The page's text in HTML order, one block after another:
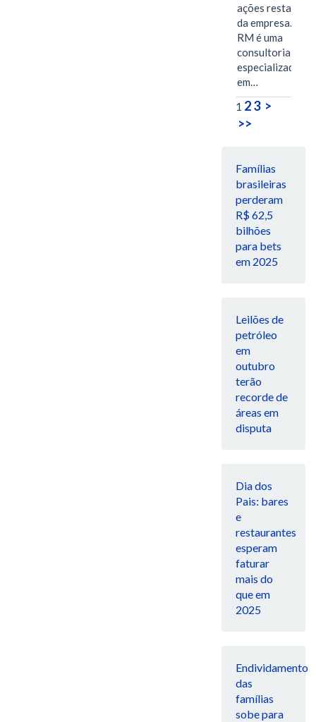
ações restantes
da empresa. A S-
RM é uma
consultoria
especializada
em…
1 23 >
>>
Famílias
brasileiras
perderam
R$ 62,5
bilhões
para bets
em 2025
Leilões de
petróleo
em
outubro
terão
recorde de
áreas em
disputa
Dia dos
Pais: bares
e
restaurantes
esperam
faturar
mais do
que em
2025
Endividamento
das
famílias
sobe para